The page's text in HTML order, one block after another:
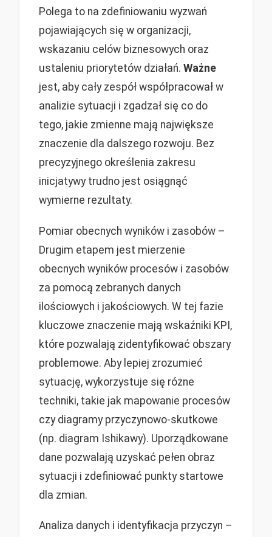
Polega to na zdefiniowaniu wyzwań
pojawiających się w organizacji,
wskazaniu celów biznesowych oraz
ustaleniu priorytetów działań. Ważne
jest, aby cały zespół współpracował w
analizie sytuacji i zgadzał się co do
tego, jakie zmienne mają największe
znaczenie dla dalszego rozwoju. Bez
precyzyjnego określenia zakresu
inicjatywy trudno jest osiągnąć
wymierne rezultaty.
Pomiar obecnych wyników i zasobów –
Drugim etapem jest mierzenie
obecnych wyników procesów i zasobów
za pomocą zebranych danych
ilościowych i jakościowych. W tej fazie
kluczowe znaczenie mają wskaźniki KPI,
które pozwalają zidentyfikować obszary
problemowe. Aby lepiej zrozumieć
sytuację, wykorzystuje się różne
techniki, takie jak mapowanie procesów
czy diagramy przyczynowo-skutkowe
(np. diagram Ishikawy). Uporządkowane
dane pozwalają uzyskać pełen obraz
sytuacji i zdefiniować punkty startowe
dla zmian.
Analiza danych i identyfikacja przyczyn –